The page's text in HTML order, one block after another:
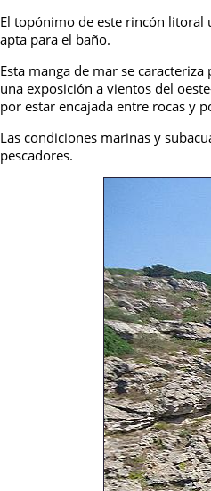
El topónimo de este rincón litoral
apta para el baño.
Esta manga de mar se
una exposición a vientos del
por estar encajada entre rocas y
Las condiciones marinas y
pescadores.